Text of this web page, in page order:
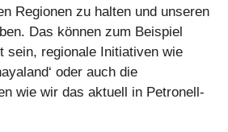
Regionen zu halten und unseren
Das können zum Beispiel
sein, regionale Initiativen wie
oder auch die
wie wir das aktuell in Petronell-